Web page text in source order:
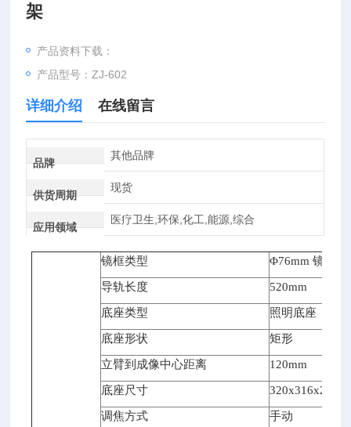
架
产品资料下载：
产品型号：ZJ-602
详细介绍 在线留言
品牌
其他品牌
供货周期
现货
应用领域
医疗卫生,环保,化工,能源,综合
镜框类型 Φ76mm 镜框
导轨长度 520mm
底座类型 照明底座
底座形状 矩形
立臂到成像中心距离 120mm
底座尺寸 320x316x21mm
调焦方式 手动